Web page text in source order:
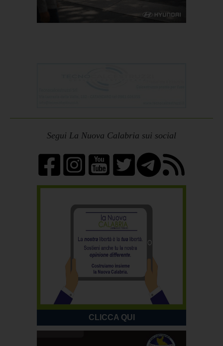
Segui La Nuova Calabria sui social
CLICCA QUI